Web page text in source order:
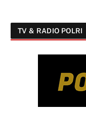
TV & RADIO POLRI